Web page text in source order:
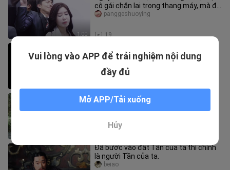
1:00
cô gái chặn lại trong thang máy, mà đó
lại chính là sếp nữ trực
19
panggeshuoying
vai Tần Thủy Hoàng, nhưng ông ấy
“Các người đã đụng nhầm người rồi!”
Đã bước vào đất Tần của ta thì chính
là người Tần của ta.
beiao
Vui lòng vào APP để trải nghiệm nội dung
đầy đủ
Mở APP/Tải xuống
Hủy